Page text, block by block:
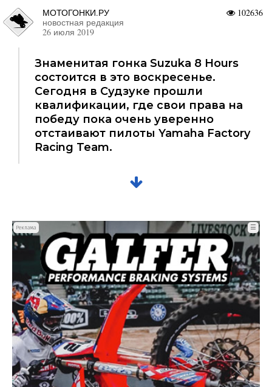
102636
МОТОГОНКИ.РУ
новостная редакция
26 июля 2019
Знаменитая гонка Suzuka 8 Hours
состоится в это воскресенье.
Сегодня в Судзуке прошли
квалификации, где свои права на
победу пока очень уверенно
отстаивают пилоты Yamaha Factory
Racing Team.
Реклама ☰